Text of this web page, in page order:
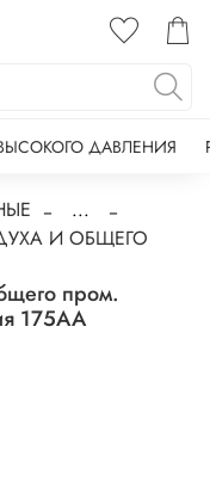
ДАВЛЕНИЯ
...
И ОБЩЕГО
пром.
175AA